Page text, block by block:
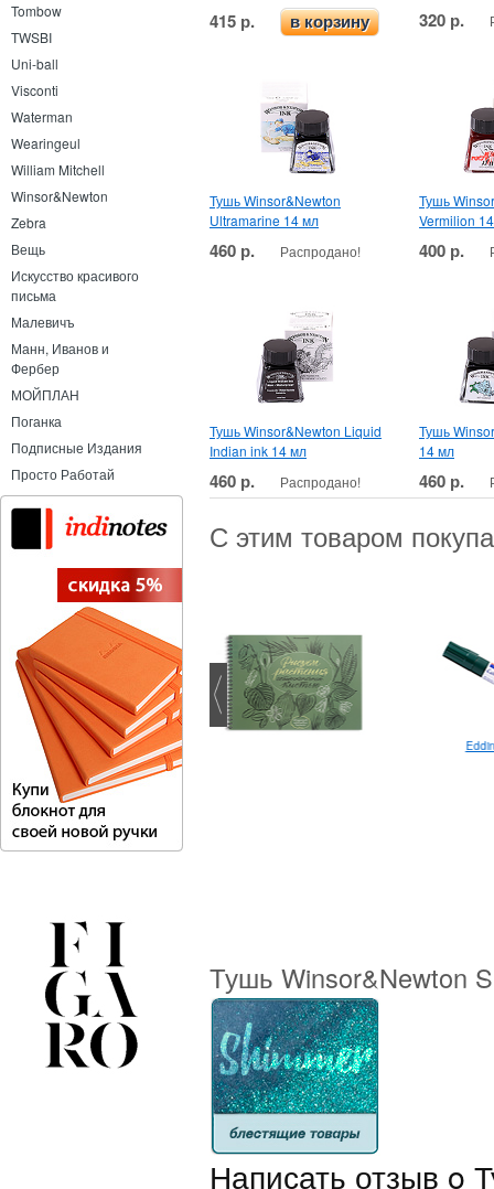
Tombow
TWSBI
Uni-ball
Visconti
Waterman
Wearingeul
William Mitchell
Winsor&Newton
Zebra
Вещь
Искусство красивого
письма
Малевичъ
Манн, Иванов и
Фербер
МОЙПЛАН
Поганка
Подписные Издания
Просто Работай
415 р. в корзину 320 р.
Тушь Winsor&Newton
Ultramarine 14 мл
460 р. Распродано!
Тушь
Vermilion
400 р.
Тушь Winsor&Newton Liquid
Indian ink 14 мл
460 р. Распродано!
Тушь
14 мл
460 р.
С этим товаром
Uni-ball Signo Angelic Colour
Тушь Winsor&Newton
Написать отзыв o